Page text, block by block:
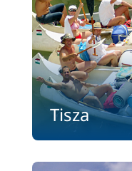
Tisza